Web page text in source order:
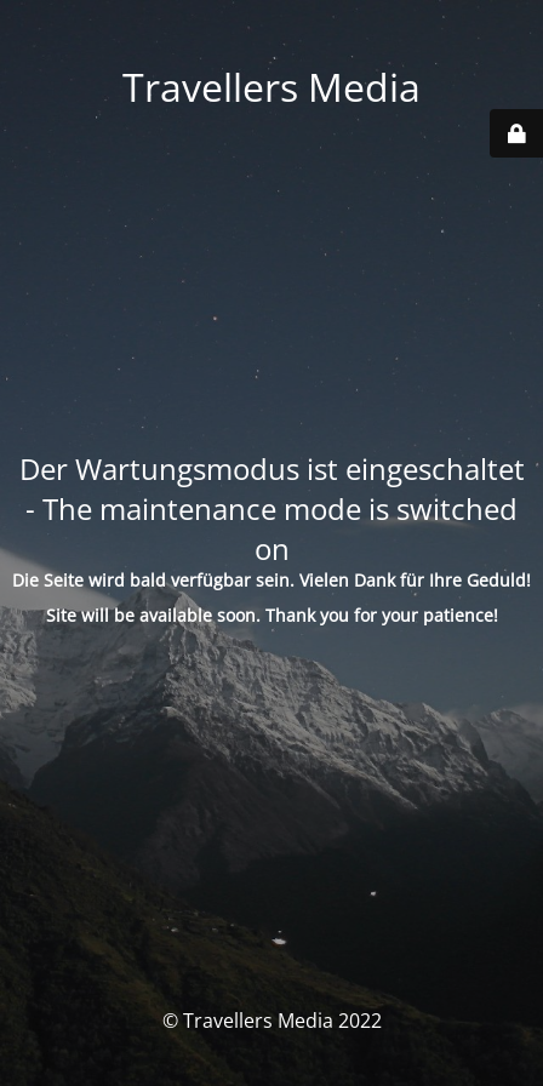
Travellers Media
Der Wartungsmodus ist eingeschaltet
- The maintenance mode is switched
on
Die Seite wird bald verfügbar sein. Vielen Dank für Ihre Geduld!
Site will be available soon. Thank you for your patience!
© Travellers Media 2022